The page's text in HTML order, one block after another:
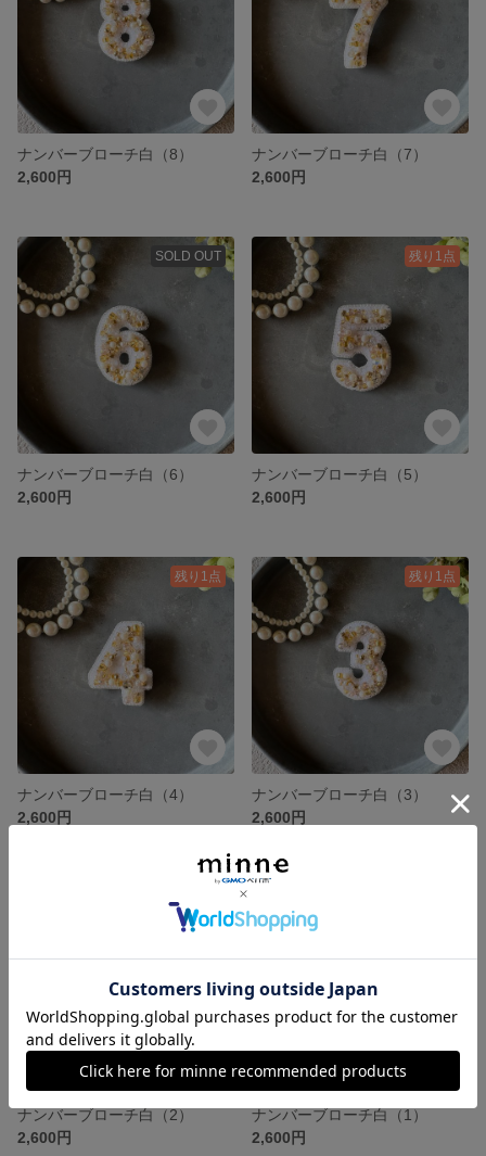
ナンバーブローチ白（8）
2,600円
ナンバーブローチ白（7）
2,600円
SOLD OUT
ナンバーブローチ白（6）
2,600円
残り1点
ナンバーブローチ白（5）
2,600円
残り1点
ナンバーブローチ白（4）
2,600円
残り1点
ナンバーブローチ白（3）
2,600円
ナンバーブローチ白（2）
2,600円
ナンバーブローチ白（1）
2,600円